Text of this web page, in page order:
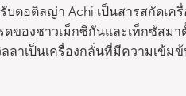
ตอติลญ่า Achi เป็นสารสกัดเค
ของชาวเม็กซิกันและเท็กซัสม
ลาเป็นเครื่องกลั่นที่มีความเข้